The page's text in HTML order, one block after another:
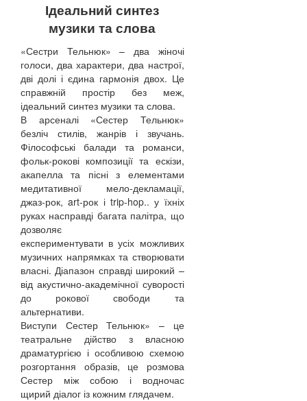
Ідеальний синтез
музики та слова
«Сестри Тельнюк» – два жіночі
голоси, два характери, два настрої,
дві долі і єдина гармонія двох. Це
справжній простір без меж,
ідеальний синтез музики та слова.
В арсеналі «Сестер Тельнюк»
безліч стилів, жанрів і звучань.
Філософські балади та романси,
фольк-рокові композиції та ескізи,
акапелла та пісні з елементами
медитативної мело-декламації,
джаз-рок, art-рок і trip-hop.. у їхніх
руках насправді багата палітра, що
дозволяє
експериментувати в усіх можливих
музичних напрямках та створювати
власні. Діапазон справді широкий –
від акустично-академічної суворості
до рокової свободи та
альтернативи.
Виступи Сестер Тельнюк» – це
театральне дійство з власною
драматургією і особливою схемою
розгортання образів, це розмова
Сестер між собою і водночас
щирий діалог із кожним глядачем.